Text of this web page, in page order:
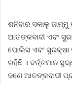
ଶନିବାର ସକାଳୁ ଜାମ୍ମୁ
ଆତଙ୍କବାଦୀ ଏବଂ
ପୋଲିସ ଏବଂ ସୁରକ୍ଷା
ରହିଛି । ବର୍ତ୍ତମାନ
ଜଣେ ଆତଙ୍କବାଦୀ